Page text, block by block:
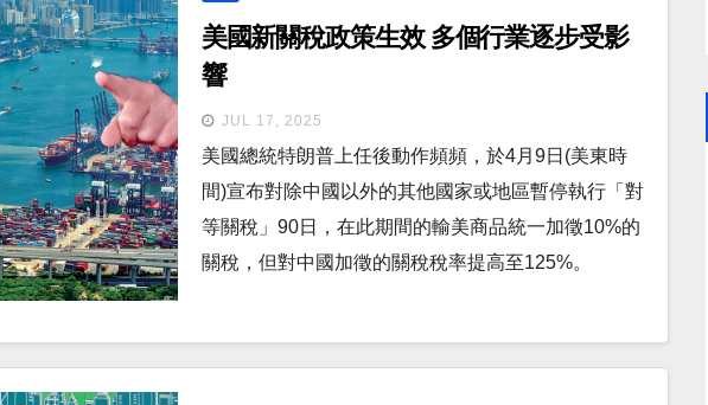
美國新關稅政策生效 多個行業逐步受影
響
JUL 17, 2025
美國總統特朗普上任後動作頻頻，於4月9日(美東時
間)宣布對除中國以外的其他國家或地區暫停執行「對
等關稅」90日，在此期間的輸美商品統一加徵10%的
關稅，但對中國加徵的關稅稅率提高至125%。